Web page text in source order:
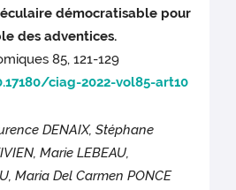
démocratisable pour
des adventices.
85, 121-129
ciag-2022-vol85-art10
DENAIX, Stéphane
Marie LEBEAU,
Maria Del Carmen PONCE